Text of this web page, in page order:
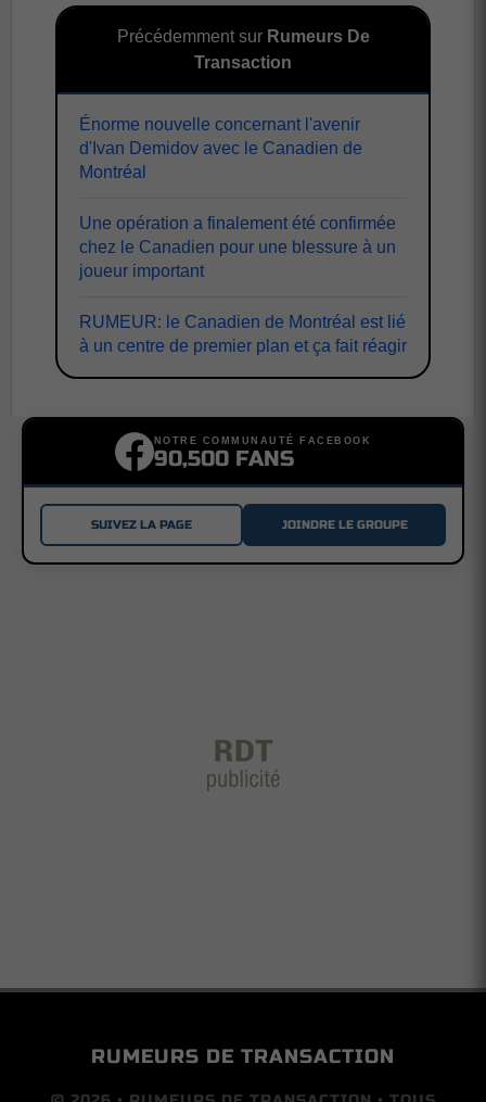
Précédemment sur Rumeurs De
Transaction
Énorme nouvelle concernant l'avenir
d'Ivan Demidov avec le Canadien de
Montréal
Une opération a finalement été confirmée
chez le Canadien pour une blessure à un
joueur important
RUMEUR: le Canadien de Montréal est lié
à un centre de premier plan et ça fait réagir
NOTRE COMMUNAUTÉ FACEBOOK
90,500 FANS
SUIVEZ LA PAGE JOINDRE LE GROUPE
RUMEURS DE TRANSACTION